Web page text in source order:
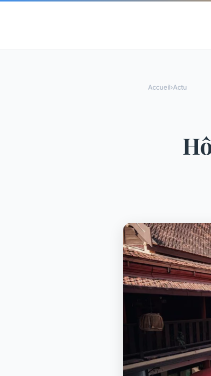
Accueil›Actu